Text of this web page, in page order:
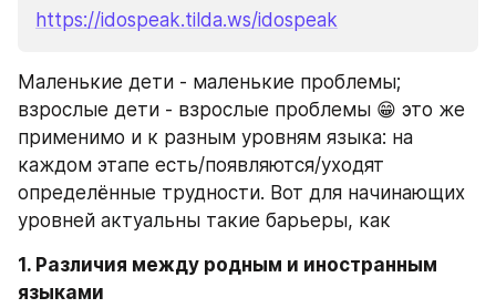
https://idospeak.tilda.ws/idospeak
Маленькие дети - маленькие проблемы;
взрослые дети - взрослые проблемы 😁 это же
применимо и к разным уровням языка: на
каждом этапе есть/появляются/уходят
определённые трудности. Вот для начинающих
уровней актуальны такие барьеры, как
1. Различия между родным и иностранным
языками